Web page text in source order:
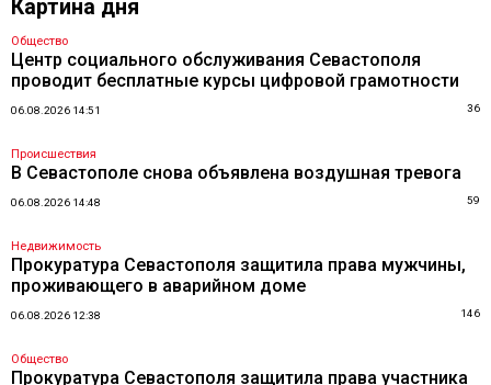
Картина дня
Общество
Центр социального обслуживания Севастополя
проводит бесплатные курсы цифровой грамотности
06.08.2026 14:51 36
Происшествия
В Севастополе снова объявлена воздушная тревога
06.08.2026 14:48 59
Недвижимость
Прокуратура Севастополя защитила права мужчины,
проживающего в аварийном доме
06.08.2026 12:38 146
Общество
Прокуратура Севастополя защитила права участника